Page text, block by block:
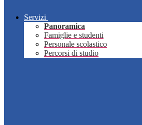
Servizi
Panoramica
Famiglie e studenti
Personale scolastico
Percorsi di studio